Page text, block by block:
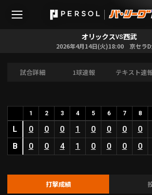
無料アカウント登録
HOME
動画
日程･結果
順位表･成績
オリックスVS西武
2026年4月14日(火)18:00 京セラD
試合詳細 1球速報 テキスト速
1 2 3 4 5 6 7 8
L 0 0 0 1 0 0 0 0
B
0 0 4 1 0 0 0 0
打撃成績